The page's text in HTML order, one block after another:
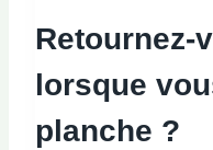
Retournez-
lorsque
planche ?